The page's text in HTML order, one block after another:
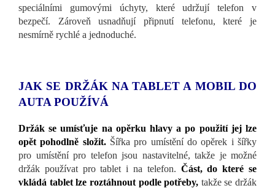
speciálními gumovými úchyty, které udržují telefon v
bezpečí. Zároveň usnadňují připnutí telefonu, které je
nesmírně rychlé a jednoduché.
JAK SE DRŽÁK NA TABLET A MOBIL DO
AUTA POUŽÍVÁ
Držák se umísťuje na opěrku hlavy a po použití jej lze
opět pohodlně složit.Šířka pro umístění do opěrek i šířky
pro umístění pro telefon jsou nastavitelné, takže je možné
držák používat pro tablet i na telefon. Část, do které se
vkládá tablet lze roztáhnout podle potřeby, takže se držák